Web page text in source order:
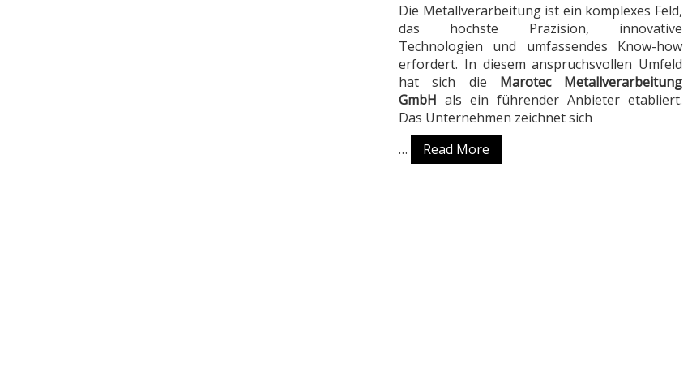
Die Metallverarbeitung ist ein komplexes Feld,
das höchste Präzision, innovative
Technologien und umfassendes Know-how
erfordert. In diesem anspruchsvollen Umfeld
hat sich die Marotec Metallverarbeitung
GmbH als ein führender Anbieter etabliert.
Das Unternehmen zeichnet sich
…
Read More